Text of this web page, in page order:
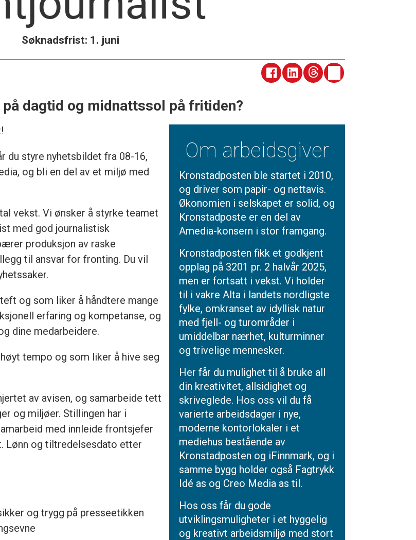
Søknadsfrist: 1. juni
dagtid og midnattssol på fritiden?
Om arbeidsgiver
Kronstadposten ble startet i 2010,
og driver som papir- og nettavis.
Økonomien i selskapet er solid, og
Kronstadposte er en del av
Amedia-konsern i stor framgang.
Kronstadposten fikk et godkjent
opplag på 3201 pr. 2 halvår 2025,
men er fortsatt i vekst. Vi holder
til i vakre Alta i landets nordligste
fylke, omkranset av idyllisk natur
med fjell- og turområder i
umiddelbar nærhet, kulturminner
og trivelige mennesker.
Her får du mulighet til å bruke all
din kreativitet, allsidighet og
skriveglede. Hos oss vil du få
varierte arbeidsdager i nye,
moderne kontorlokaler i et
mediehus bestående av
Kronstadposten og iFinnmark, og i
samme bygg holder også Fagtrykk
Idé as og Creo Media as til.
Hos oss får du gode
utviklingsmuligheter i et hyggelig
og kreativt arbeidsmiljø med stort
du styre nyhetsbildet fra 08-16,
og bli en del av et miljø med
vekst. Vi ønsker å styrke teamet
med god journalistisk
produksjon av raske
til ansvar for fronting. Du vil
og som liker å håndtere mange
erfaring og kompetanse, og
dine medarbeidere.
tempo og som liker å hive seg
av avisen, og samarbeide tett
og miljøer. Stillingen har i
med innleide frontsjefer
Lønn og tiltredelsesdato etter
og trygg på presseetikken